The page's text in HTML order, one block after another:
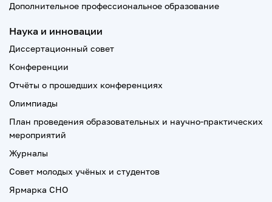
Дополнительное профессиональное образование
Наука и инновации
Диссертационный совет
Конференции
Отчёты о прошедших конференциях
Олимпиады
План проведения образовательных и научно-практических
мероприятий
Журналы
Совет молодых учёных и студентов
Ярмарка СНО